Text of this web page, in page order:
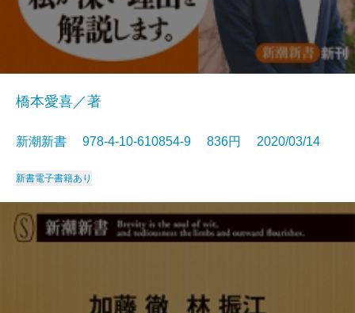
橋本愛喜／著
新潮新書 978-4-10-610854-9 836円 2020/03/14
新書電子書籍あり